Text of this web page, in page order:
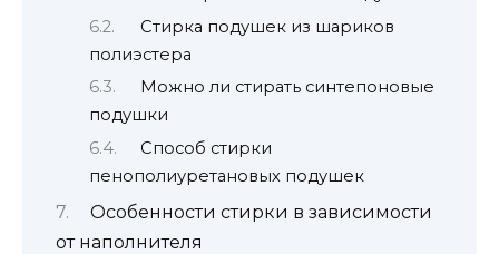
Стирка подушек из шариков
полиэстера
Можно ли стирать синтепоновые
подушки
Способ стирки
пенополиуретановых подушек
Особенности стирки в зависимости
от наполнителя